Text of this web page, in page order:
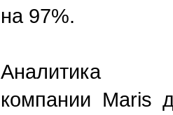
на 97%.
компании Maris